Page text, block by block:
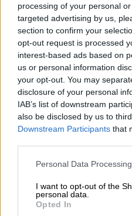
processing of your personal
targeted advertising by us,
section to confirm your
opt-out request is processed
interest-based ads based on
us or personal information
your opt-out. You may
disclosure of your personal
IAB’s list of downstream
also be disclosed by us to
Downstream Participants that
Please note that this website/
not limited to your visit or
grant or deny consent to
use your data for below
Personal Data
I want to opt-out of the
personal data.
Opted In
Αθλητισμός|10.12.2023
«Χρυσή» η τρομερή
στο Ευρωπαϊκό
μετάλλιο για την
Μετά το χάλκινο στα
Ντουντουνάκη
50μ.